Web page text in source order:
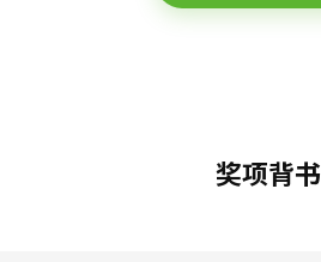
奖项背书